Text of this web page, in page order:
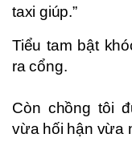
taxi giúp.”
Tiểu tam bật
ra cổng.
Còn chồng tôi
vừa hối hận vừa